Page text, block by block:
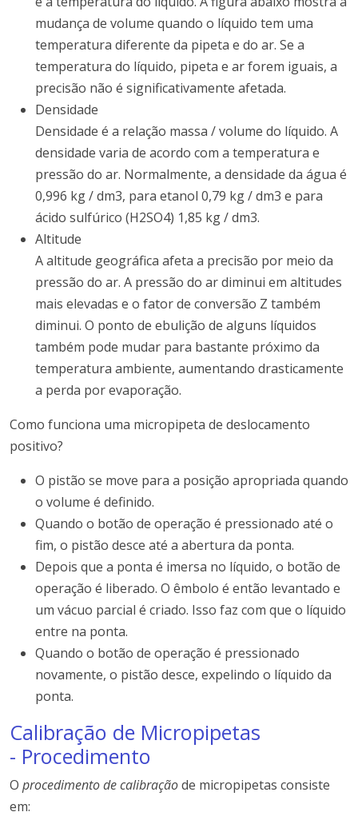
mudança de volume quando o líquido tem uma
temperatura diferente da pipeta e do ar. Se a
temperatura do líquido, pipeta e ar forem iguais, a
precisão não é significativamente afetada.
Densidade
Densidade é a relação massa / volume do líquido. A
densidade varia de acordo com a temperatura e
pressão do ar. Normalmente, a densidade da água é
0,996 kg / dm3, para etanol 0,79 kg / dm3 e para
ácido sulfúrico (H2SO4) 1,85 kg / dm3.
Altitude
A altitude geográfica afeta a precisão por meio da
pressão do ar. A pressão do ar diminui em altitudes
mais elevadas e o fator de conversão Z também
diminui. O ponto de ebulição de alguns líquidos
também pode mudar para bastante próximo da
temperatura ambiente, aumentando drasticamente
a perda por evaporação.
Como funciona uma micropipeta de deslocamento
positivo?
O pistão se move para a posição apropriada quando
o volume é definido.
Quando o botão de operação é pressionado até o
fim, o pistão desce até a abertura da ponta.
Depois que a ponta é imersa no líquido, o botão de
operação é liberado. O êmbolo é então levantado e
um vácuo parcial é criado. Isso faz com que o líquido
entre na ponta.
Quando o botão de operação é pressionado
novamente, o pistão desce, expelindo o líquido da
ponta.
Calibração de Micropipetas
- Procedimento
O procedimento de calibraçãode micropipetas consiste
em: